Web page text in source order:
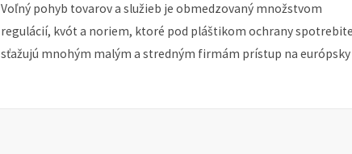
Voľný pohyb tovarov a služieb je obmedzovaný množstvom
regulácií, kvót a noriem, ktoré pod pláštikom ochrany
sťažujú mnohým malým a stredným firmám prístup na